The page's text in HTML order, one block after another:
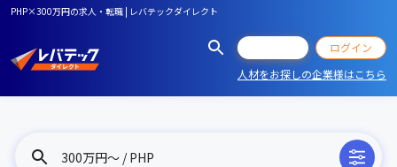
PHP×300万円の求人・転職 | レバテックダイレクト
ログイン
人材をお探しの企業様はこちら
300万円〜 / PHP